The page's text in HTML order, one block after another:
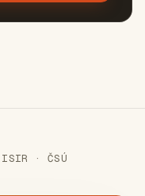
· ČSÚ